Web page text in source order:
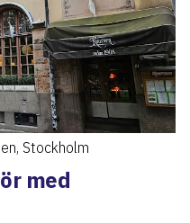
Stockholm
med